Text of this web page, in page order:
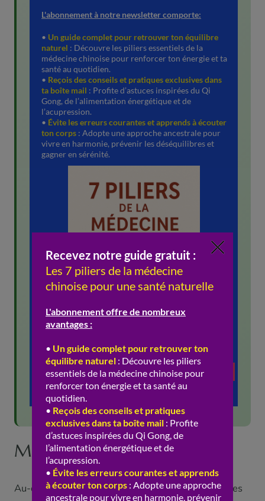
Menthe, digestion et peau
Au-delà de la tête et des yeux, la menthe a d’autres